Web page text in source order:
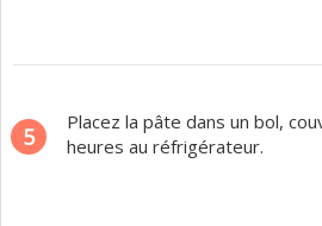
5
Placez la pâte dans un bol,
heures au réfrigérateur.